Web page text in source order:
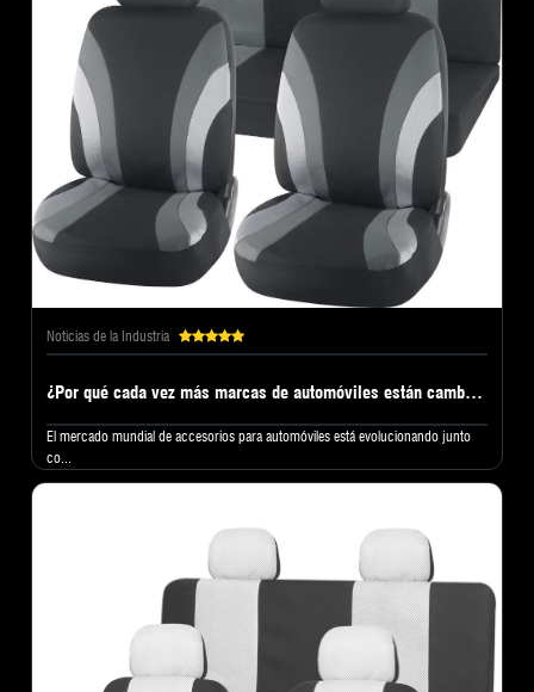
Noticias de la Industria
¿Por qué cada vez más marcas de automóviles están cambiando a una fábrica profesional de fundas para asientos de automóvil?
El mercado mundial de accesorios para automóviles está evolucionando junto
co...